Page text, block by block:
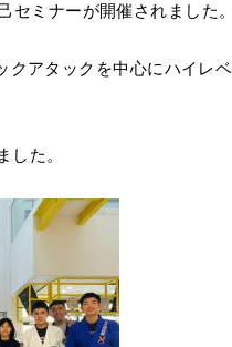
ミナーが開催されました。
アタックを中心にハイレ
した。